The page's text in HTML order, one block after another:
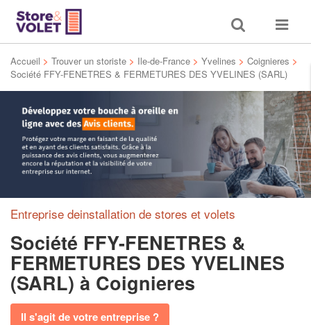
Toggle
search
Toggle
Accueil > Trouver un storiste > Ile-de-France > Yvelines > Coignieres >
Société FFY-FENETRES & FERMETURES DES YVELINES (SARL)
Entreprise deinstallation de stores et volets
Société FFY-FENETRES &
FERMETURES DES YVELINES
(SARL) à Coignieres
Il s'agit de votre entreprise ?